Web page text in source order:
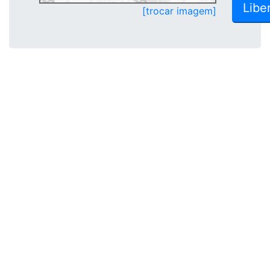
[trocar imagem]